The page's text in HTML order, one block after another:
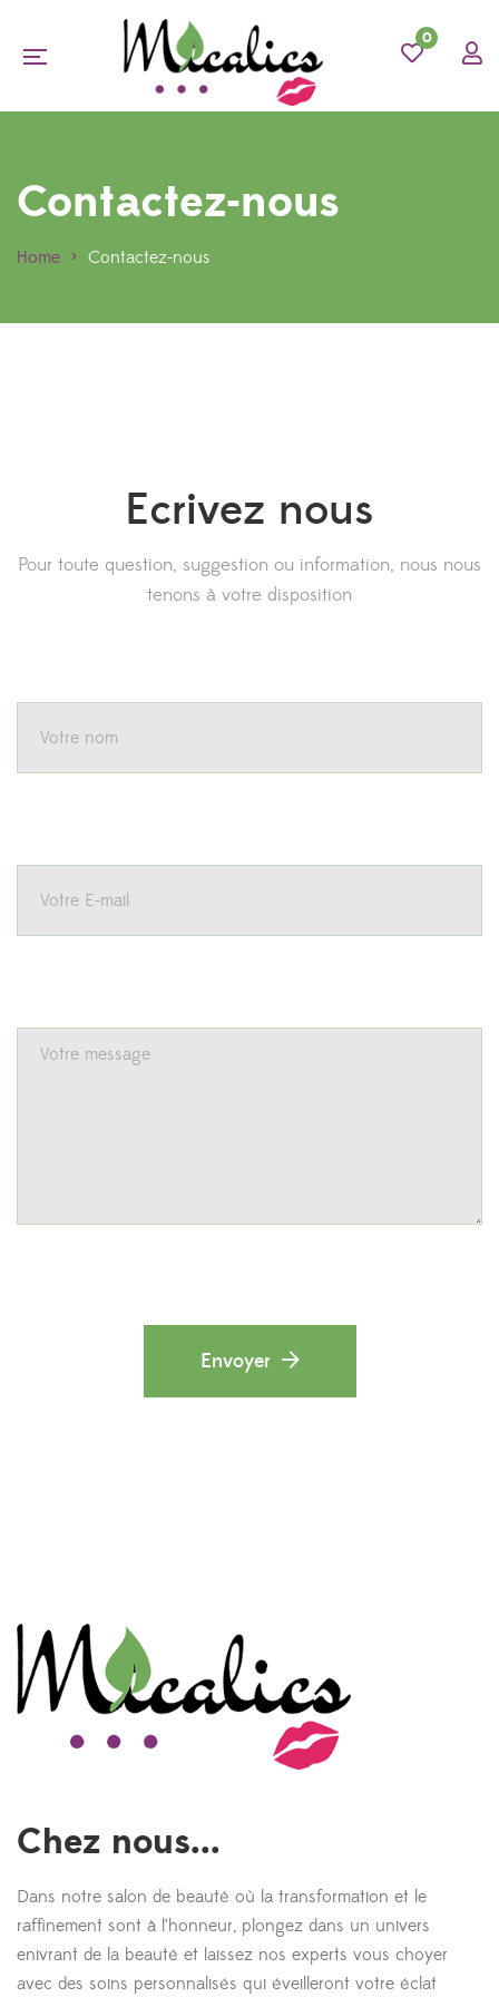
0
Contactez-nous
Home > Contactez-nous
Ecrivez nous
Pour toute question, suggestion ou information, nous nous
tenons à votre disposition
Envoyer
Chez nous...
Dans notre salon de beauté où la transformation et le
raffinement sont à l’honneur, plongez dans un univers
enivrant de la beauté et laissez nos experts vous choyer
avec des soins personnalisés qui éveilleront votre éclat